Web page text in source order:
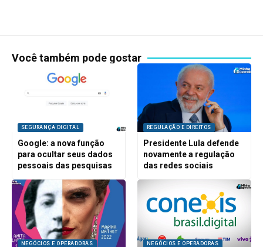
Você também pode gostar
SEGURANÇA DIGITAL
Google: a nova função
para ocultar seus dados
pessoais das pesquisas
REGULAÇÃO E DIREITOS
Presidente Lula defende
novamente a regulação
das redes sociais
NEGÓCIOS E OPERADORAS NEGÓCIOS E OPERADORAS